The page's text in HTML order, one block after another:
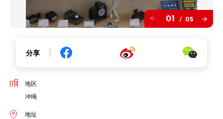
01 / 05
分享
地区
冲绳
地址